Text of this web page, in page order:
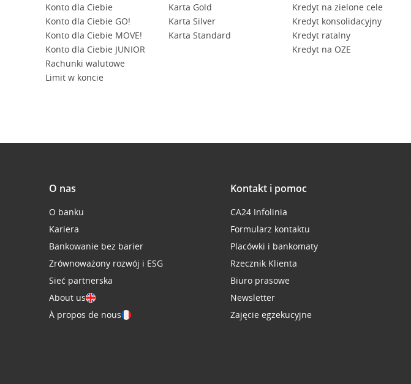
Konto dla Ciebie
Konto dla Ciebie GO!
Konto dla Ciebie MOVE!
Konto dla Ciebie JUNIOR
Rachunki walutowe
Limit w koncie
Karta Gold
Karta Silver
Karta Standard
Kredyt na zielone cele
Kredyt konsolidacyjny
Kredyt ratalny
Kredyt na OZE
O nas
O banku
Kariera
Bankowanie bez barier
Zrównoważony rozwój i ESG
Sieć partnerska
About us
À propos de nous
Kontakt i pomoc
CA24 Infolinia
Formularz kontaktu
Placówki i bankomaty
Rzecznik Klienta
Biuro prasowe
Newsletter
Zajęcie egzekucyjne